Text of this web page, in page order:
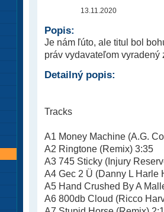
13.11.2020
Popis:
Je nám ľúto, ale titul bol
práv vydavateľom vyradený
Detailný popis:
Tracks
A1 Money Machine (A.G.
A2 Ringtone (Remix) 3:35
A3 745 Sticky (Injury
A4 Gec 2 Ü (Danny L Harle
A5 Hand Crushed By A
A6 800db Cloud (Ricco